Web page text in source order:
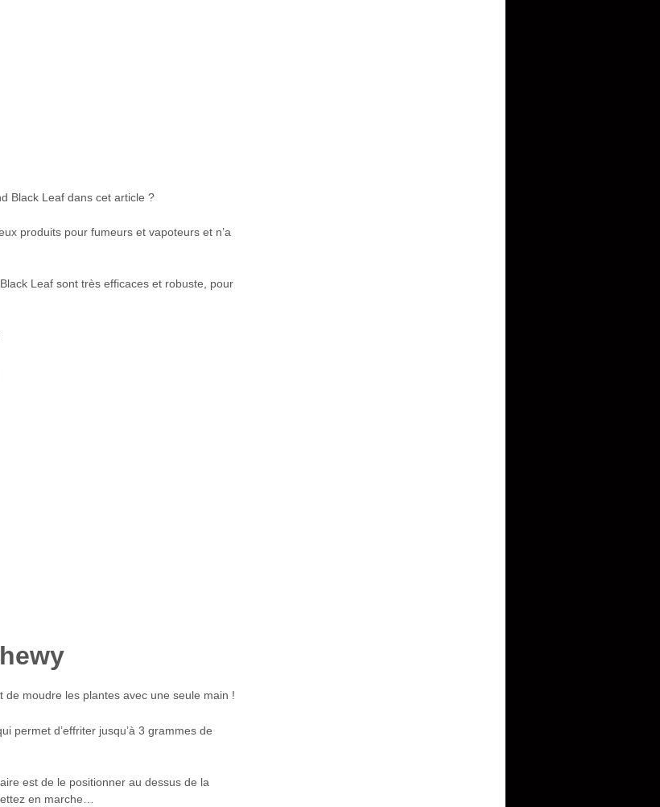
Black Leaf dans cet article ?
produits pour fumeurs et vapoteurs et n’a
Leaf sont très efficaces et robuste, pour
moudre les plantes avec une seule main !
permet d’effriter jusqu’à 3 grammes de
est de le positionner au dessus de la
en marche…